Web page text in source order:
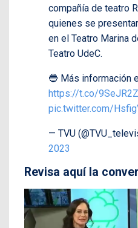
compañía de teatro
quienes se
en el Teatro Marina
Teatro UdeC.
🔵 Más información
https://t.co/
pic.twitter.com/
— TVU
2023
Revisa aquí la